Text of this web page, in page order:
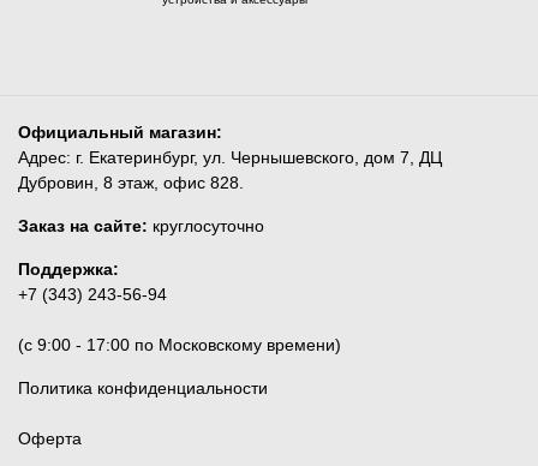
Официальный магазин:
Адрес: г. Екатеринбург, ул. Чернышевского, дом 7, ДЦ
Дубровин, 8 этаж, офис 828.
Заказ на сайте: круглосуточно
Поддержка:
+7 (343) 243-56-94
(c 9:00 - 17:00 по Московскому времени)
Политика конфиденциальности
Оферта